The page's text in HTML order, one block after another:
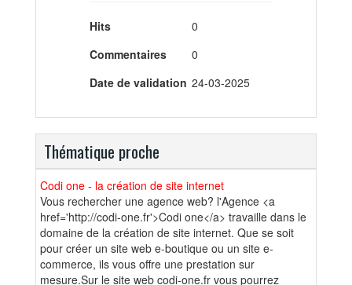
Hits
0
Commentaires
0
Date de validation 24-03-2025
Thématique proche
Codi one - la création de site internet
Vous rechercher une agence web? l'Agence <a
href='http://codi-one.fr'>Codi one</a> travaille dans le
domaine de la création de site internet. Que se soit
pour créer un site web e-boutique ou un site e-
commerce, ils vous offre une prestation sur
mesure.Sur le site web codi-one.fr vous pourrez